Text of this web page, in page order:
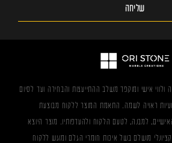
שליחה
אישי ומוקפד משלב ההתייעצות והבחירה ועד לסיום
ראויה לשמה. התאמת המוצר ללקוח מבוצעת
למבנה, לטעם הלקוח ולהעדפותיו. מוצר היוצא
מושלם בשל איכות חומרי הגלם ומוגש ללקוח